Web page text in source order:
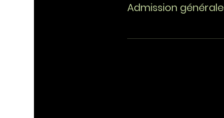
Admission générale